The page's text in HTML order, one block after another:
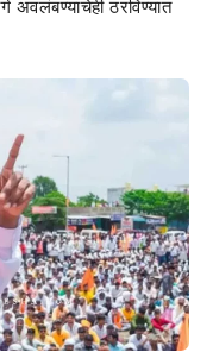
अवलंबण्याचेही ठरविण्यात